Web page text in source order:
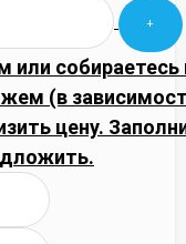
собираетесь
(в
цену.